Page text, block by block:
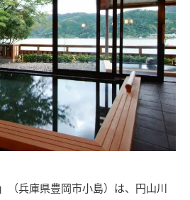
（兵庫県豊岡市小島）は、円山川